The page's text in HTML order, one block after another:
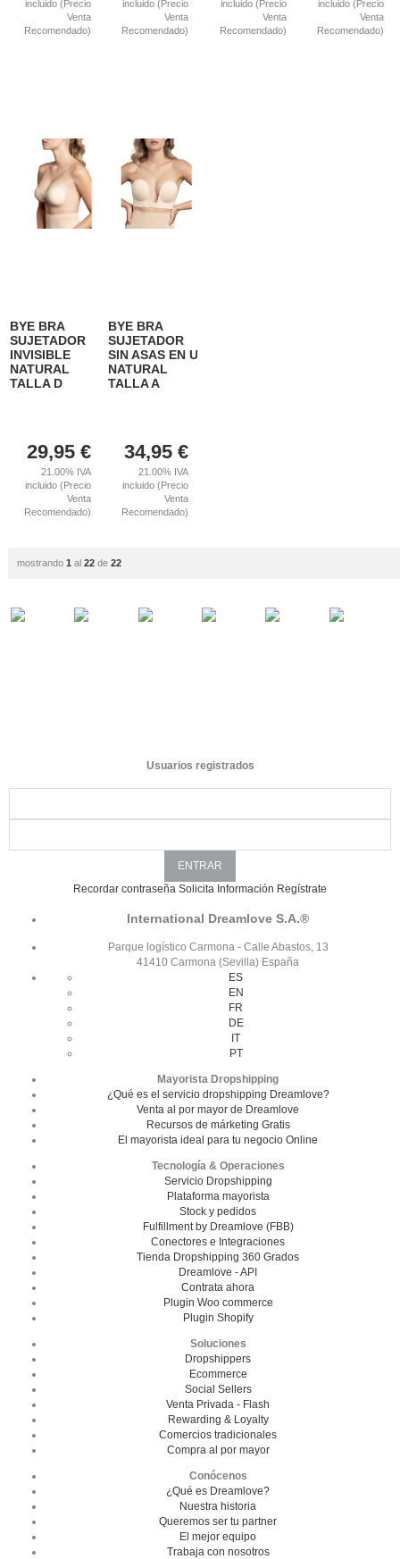
incluido (Precio
Venta
Recomendado)
incluido (Precio
Venta
Recomendado)
incluido (Precio
Venta
Recomendado)
incluido (Precio
Venta
Recomendado)
BYE BRA
SUJETADOR
INVISIBLE
NATURAL
TALLA D
29,95 €
21.00% IVA
incluido (Precio
Venta
Recomendado)
BYE BRA
SUJETADOR
SIN ASAS EN U
NATURAL
TALLA A
34,95 €
21.00% IVA
incluido (Precio
Venta
Recomendado)
mostrando 1 al 22de 22
Usuarios registrados
Recordar contraseña Solicita Información Regístrate
International Dreamlove S.A.®
Parque logístico Carmona - Calle Abastos, 13
41410 Carmona (Sevilla) España
ES
EN
FR
DE
IT
PT
Mayorista Dropshipping
¿Qué es el servicio dropshipping Dreamlove?
Venta al por mayor de Dreamlove
Recursos de márketing Gratis
El mayorista ideal para tu negocio Online
Tecnología & Operaciones
Servicio Dropshipping
Plataforma mayorista
Stock y pedidos
Fulfillment by Dreamlove (FBB)
Conectores e Integraciones
Tienda Dropshipping 360 Grados
Dreamlove - API
Contrata ahora
Plugin Woo commerce
Plugin Shopify
Soluciones
Dropshippers
Ecommerce
Social Sellers
Venta Privada - Flash
Rewarding & Loyalty
Comercios tradicionales
Compra al por mayor
Conócenos
¿Qué es Dreamlove?
Nuestra historia
Queremos ser tu partner
El mejor equipo
Trabaja con nosotros